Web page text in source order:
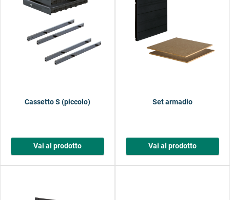
Cassetto S (piccolo)
Vai al prodotto
Set armadio
Vai al prodotto